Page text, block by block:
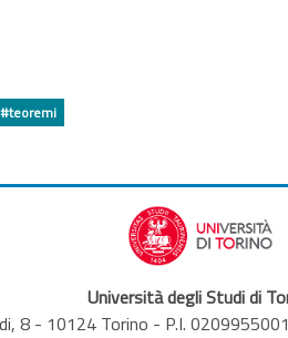
#teoremi
Università degli Studi di
8 - 10124 Torino - P.I.